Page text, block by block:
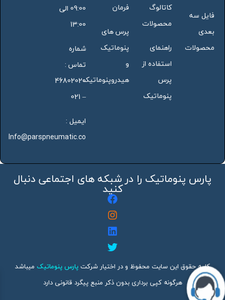
فایل سه
بعدی
محصولات
کاتالوگ
محصولات
راهنمای
استفاده از
پرس
پنوماتیک
فرمان
پرس های
پنوماتیک
و
هیدروپنوماتیک
09:00 الی
13:00
شماره
تماس :
46802020
– 021
ایمیل :
Info@parspneumatic.co
پارس پنوماتیک را در شبکه های اجتماعی دنبال
کنید
کلیه حقوق این سایت محفوظ و در اختیار شرکتپارس پنوماتیک میباشد
هرگونه کپی برداری بدون ذکر منبع پیگرد قانونی دارد